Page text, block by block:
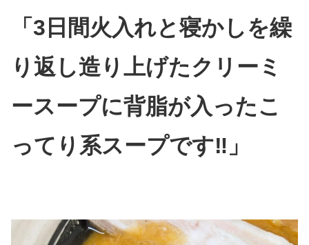
「3日間火入れと寝かしを繰
り返し造り上げたクリーミ
ースープに背脂が入ったこ
ってり系スープです‼」